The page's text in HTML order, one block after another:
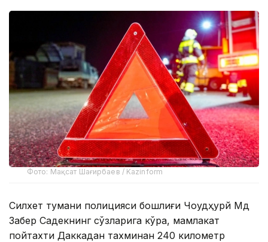
Фото: Мақсат Шағирбаев / Kazinform
Силхет тумани полицияси бошлиғи Чоудҳурй Мд
Забер Садекнинг сўзларига кўра, мамлакат
пойтахти Даккадан тахминан 240 километр